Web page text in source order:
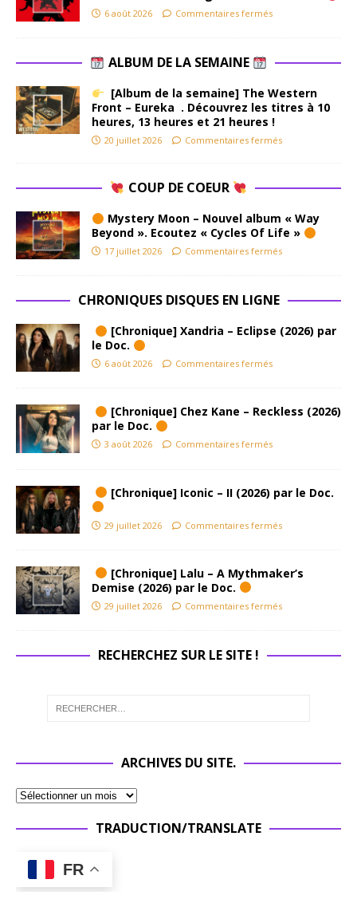
6 août 2026 Commentaires fermés
ALBUM DE LA SEMAINE
[Album de la semaine] The Western
Front – Eureka . Découvrez les titres à 10
heures, 13 heures et 21 heures !
20 juillet 2026 Commentaires fermés
COUP DE COEUR
Mystery Moon – Nouvel album « Way
Beyond ». Ecoutez « Cycles Of Life »
17 juillet 2026 Commentaires fermés
CHRONIQUES DISQUES EN LIGNE
[Chronique] Xandria – Eclipse (2026) par
le Doc.
6 août 2026 Commentaires fermés
[Chronique] Chez Kane – Reckless (2026)
par le Doc.
3 août 2026 Commentaires fermés
[Chronique] Iconic – II (2026) par le Doc.
29 juillet 2026 Commentaires fermés
[Chronique] Lalu – A Mythmaker’s
Demise (2026) par le Doc.
29 juillet 2026 Commentaires fermés
RECHERCHEZ SUR LE SITE !
ARCHIVES DU SITE.
TRADUCTION/TRANSLATE
FR